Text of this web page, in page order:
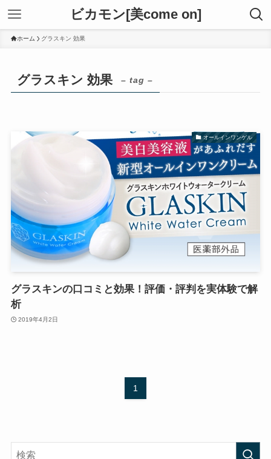
ビカモン[美come on]
ホーム グラスキン 効果
グラスキン 効果 – tag –
オールインワンゲル
グラスキンの口コミと効果！評価・評判を実体験で解
析
2019年4月2日
1